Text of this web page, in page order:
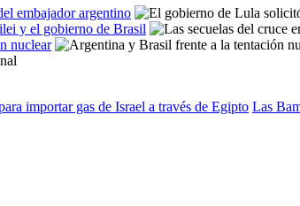
embajador argentino
y el gobierno de Brasil
nuclear
importar gas de Israel a través de Egipto Las